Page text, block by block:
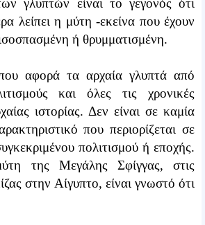
γλυπτών είναι το γεγονός ότι
λείπει η μύτη -εκείνα που έχουν
ή θρυμματισμένη.
αφορά τα αρχαία γλυπτά από
και όλες τις χρονικές
ιστορίας. Δεν είναι σε καμία
που περιορίζεται σε
πολιτισμού ή εποχής.
της Μεγάλης Σφίγγας, στις
στην Αίγυπτο, είναι γνωστό ότι